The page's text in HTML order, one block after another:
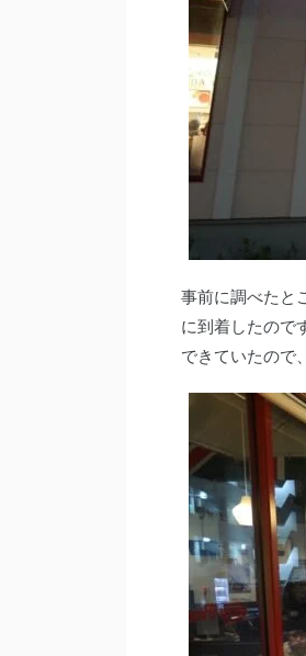
事前に調べたと
に到着したので
できていたので